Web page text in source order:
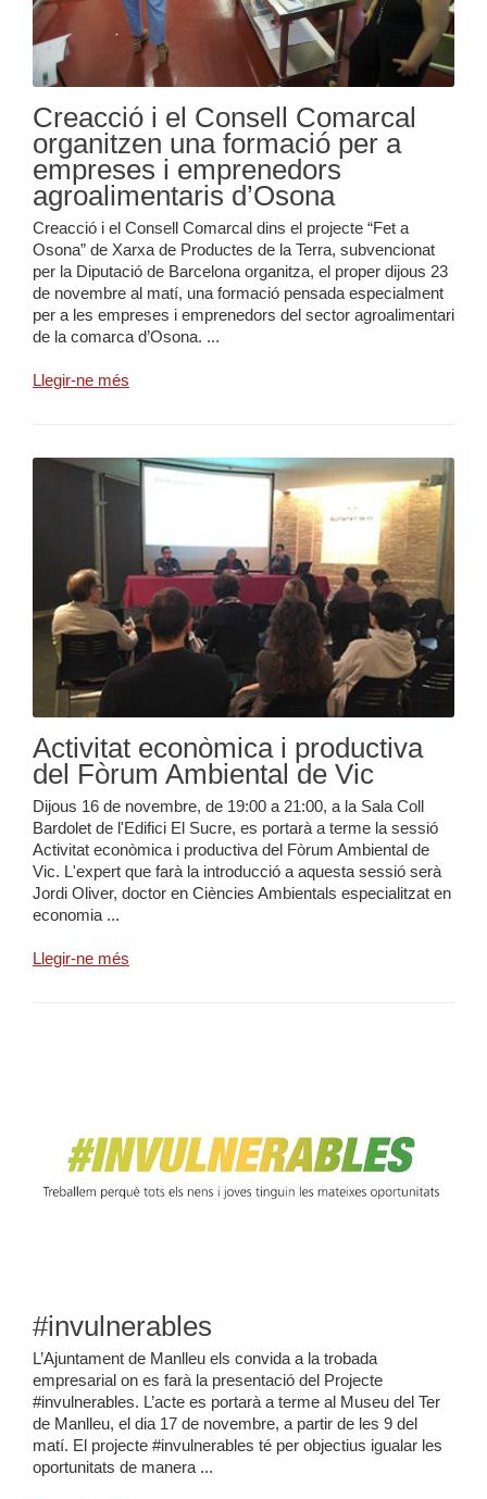
Creacció i el Consell Comarcal
organitzen una formació per a
empreses i emprenedors
agroalimentaris d’Osona
Creacció i el Consell Comarcal dins el projecte “Fet a
Osona” de Xarxa de Productes de la Terra, subvencionat
per la Diputació de Barcelona organitza, el proper dijous 23
de novembre al matí, una formació pensada especialment
per a les empreses i emprenedors del sector agroalimentari
de la comarca d’Osona. ...
Llegir-ne més
Activitat econòmica i productiva
del Fòrum Ambiental de Vic
Dijous 16 de novembre, de 19:00 a 21:00, a la Sala Coll
Bardolet de l'Edifici El Sucre, es portarà a terme la sessió
Activitat econòmica i productiva del Fòrum Ambiental de
Vic. L'expert que farà la introducció a aquesta sessió serà
Jordi Oliver, doctor en Ciències Ambientals especialitzat en
economia ...
Llegir-ne més
#invulnerables
L’Ajuntament de Manlleu els convida a la trobada
empresarial on es farà la presentació del Projecte
#invulnerables. L’acte es portarà a terme al Museu del Ter
de Manlleu, el dia 17 de novembre, a partir de les 9 del
matí. El projecte #invulnerables té per objectius igualar les
oportunitats de manera ...